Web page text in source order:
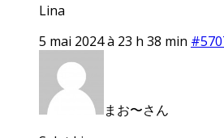
Lina
5 mai 2024 à 23 h 38 min
まお〜さん